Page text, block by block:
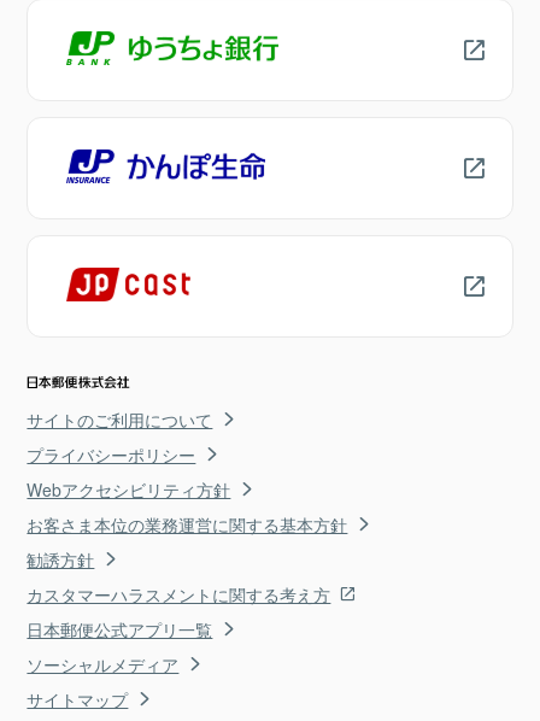
サイトのご利用について
プライバシーポリシー
Webアクセシビリティ方針
お客さま本位の業務運営に関する基本方針
勧誘方針
カスタマーハラスメントに関する考え方
日本郵便公式アプリ一覧
ソーシャルメディア
サイトマップ